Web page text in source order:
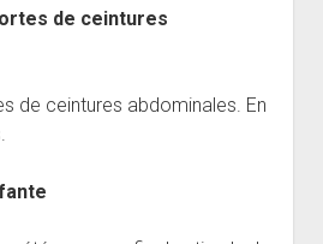
de ceintures
de ceintures abdominales. En